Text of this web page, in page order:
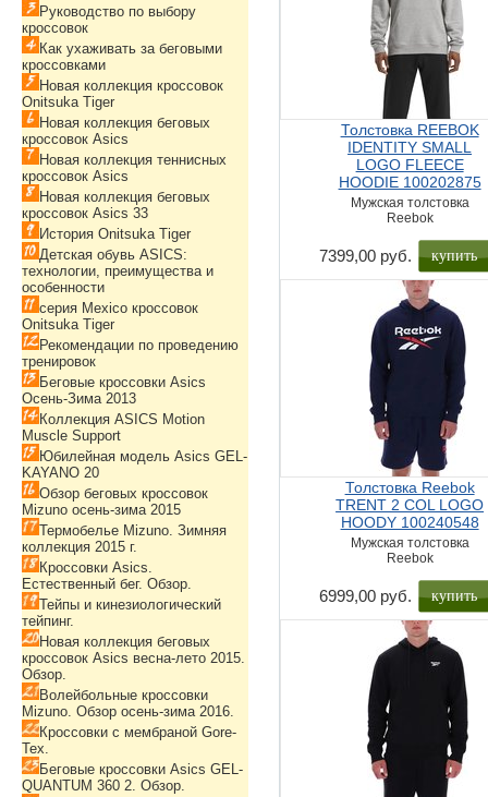
Толстовка REEBOK
IDENTITY SMALL
LOGO FLEECE
HOODIE 100202875
Мужская толстовка
Reebok
7399,00 руб. купить
Толстовка Reebok
TRENT 2 COL LOGO
HOODY 100240548
Мужская толстовка
Reebok
6999,00 руб. купить
Руководство по выбору
кроссовок
Как ухаживать за беговыми
кроссовками
Новая коллекция кроссовок
Onitsuka Tiger
Новая коллекция беговых
кроссовок Asics
Новая коллекция теннисных
кроссовок Asics
Новая коллекция беговых
кроссовок Asics 33
История Onitsuka Tiger
Детская обувь ASICS:
технологии, преимущества и
особенности
серия Mexico кроссовок
Onitsuka Tiger
Рекомендации по проведению
тренировок
Беговые кроссовки Asics
Осень-Зима 2013
Коллекция ASICS Motion
Muscle Support
Юбилейная модель Asics GEL-
KAYANO 20
Обзор беговых кроссовок
Mizuno осень-зима 2015
Термобелье Mizuno. Зимняя
коллекция 2015 г.
Кроссовки Asics.
Естественный бег. Обзор.
Тейпы и кинезиологический
тейпинг.
Новая коллекция беговых
кроссовок Asics весна-лето 2015.
Обзор.
Волейбольные кроссовки
Mizuno. Обзор осень-зима 2016.
Кроссовки с мембраной Gore-
Tex.
Беговые кроссовки Asics GEL-
QUANTUM 360 2. Обзор.